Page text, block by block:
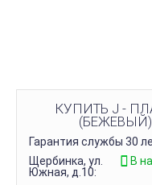
КУПИТЬ J -
Гарантия службы 30
Щербинка, ул.
Южная, д.10:
В